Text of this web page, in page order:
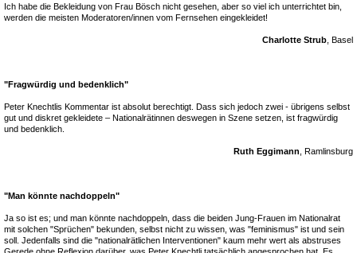
Ich habe die Bekleidung von Frau Bösch nicht gesehen, aber so viel ich unterrichtet bin,
werden die meisten Moderatoren/innen vom Fernsehen eingekleidet!
Charlotte Strub , Basel
"Fragwürdig und bedenklich"
Peter Knechtlis Kommentar ist absolut berechtigt. Dass sich jedoch zwei - übrigens selbst
gut und diskret gekleidete – Nationalrätinnen deswegen in Szene setzen, ist fragwürdig
und bedenklich.
Ruth Eggimann , Ramlinsburg
"Man könnte nachdoppeln"
Ja so ist es; und man könnte nachdoppeln, dass die beiden Jung-Frauen im Nationalrat
mit solchen "Sprüchen" bekunden, selbst nicht zu wissen, was "feminismus" ist und sein
soll. Jedenfalls sind die "nationalrätlichen Interventionen" kaum mehr wert als abstruses